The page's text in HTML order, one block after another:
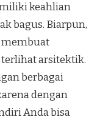
keahlian
bagus. Biarpun,
membuat
arsitektik.
berbagai
dengan
Anda bisa